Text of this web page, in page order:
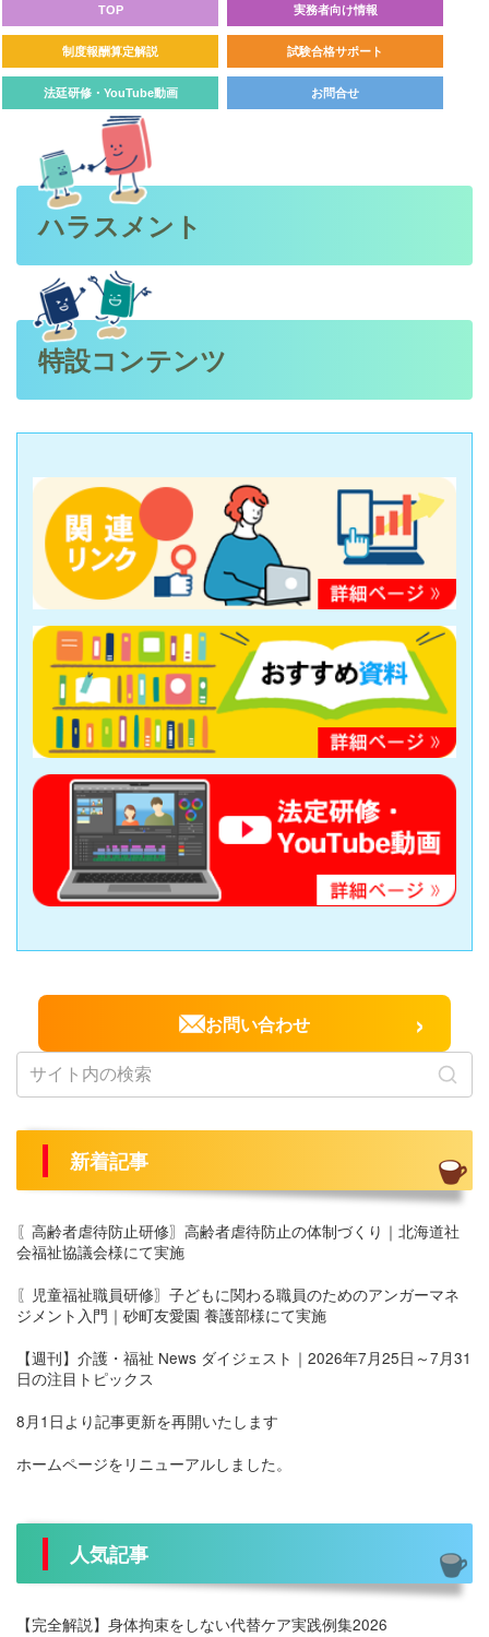
TOP 実務者向け情報
制度報酬算定解説 試験合格サポート
法廷研修・YouTube動画 お問合せ
ハラスメント
特設コンテンツ
お問い合わせ ›
新着記事
〖高齢者虐待防止研修〗高齢者虐待防止の体制づくり｜北海道社
会福祉協議会様にて実施
〖児童福祉職員研修〗子どもに関わる職員のためのアンガーマネ
ジメント入門｜砂町友愛園 養護部様にて実施
【週刊】介護・福祉 News ダイジェスト｜2026年7月25日～7月31
日の注目トピックス
8月1日より記事更新を再開いたします
ホームページをリニューアルしました。
人気記事
【完全解説】身体拘束をしない代替ケア実践例集2026